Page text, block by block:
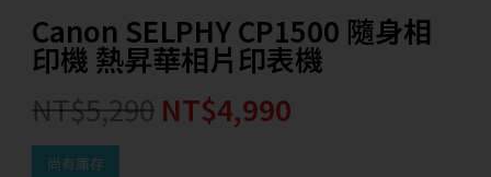
Canon SELPHY CP1500 隨身相
印機 熱昇華相片印表機
NT$5,290 NT$4,990
尚有庫存